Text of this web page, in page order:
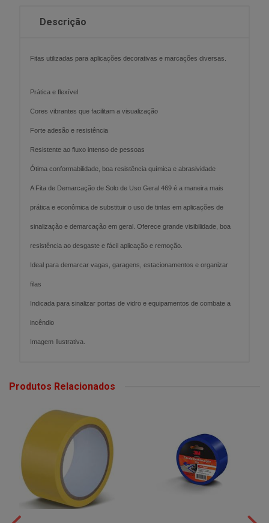
Descrição
Fitas utilizadas para aplicações decorativas e marcações diversas.
Prática e flexível
Cores vibrantes que facilitam a visualização
Forte adesão e resistência
Resistente ao fluxo intenso de pessoas
Ótima conformabilidade, boa resistência química e abrasividade
A Fita de Demarcação de Solo de Uso Geral 469 é a maneira mais
prática e econômica de substituir o uso de tintas em aplicações de
sinalização e demarcação em geral. Oferece grande visibilidade, boa
resistência ao desgaste e fácil aplicação e remoção.
Ideal para demarcar vagas, garagens, estacionamentos e organizar
filas
Indicada para sinalizar portas de vidro e equipamentos de combate a
incêndio
Imagem Ilustrativa.
Produtos Relacionados